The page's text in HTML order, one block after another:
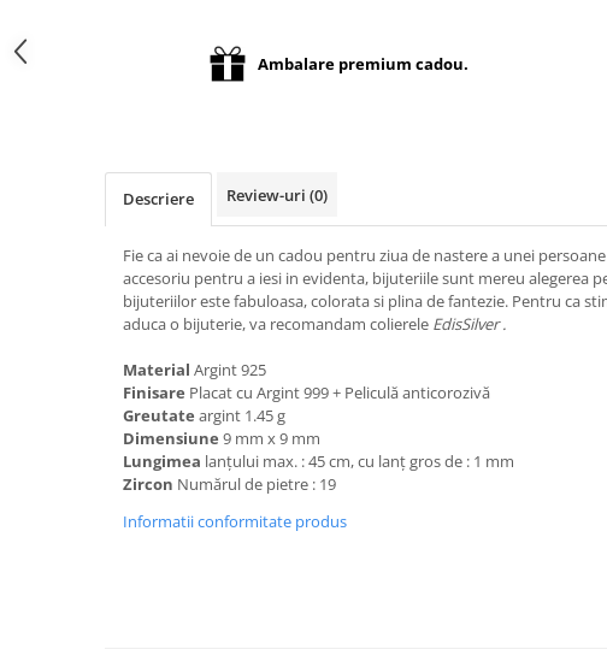
Ambalare premium cadou.
Descriere Review-uri (0)
Fie ca ai nevoie de un cadou pentru ziua de nastere a unei
accesoriu pentru a iesi in evidenta, bijuteriile sunt mereu alegerea
bijuteriilor este fabuloasa, colorata si plina de fantezie. Pentru ca
aduca o bijuterie, va recomandam colierele EdisSilver .
Material Argint 925
Finisare Placat cu Argint 999 + Peliculă anticorozivă
Greutate argint 1.45 g
Dimensiune 9 mm x 9 mm
Lungimea lanțului max. : 45 cm, cu lanț gros de : 1 mm
Zircon Numărul de pietre : 19
Informatii conformitate produs